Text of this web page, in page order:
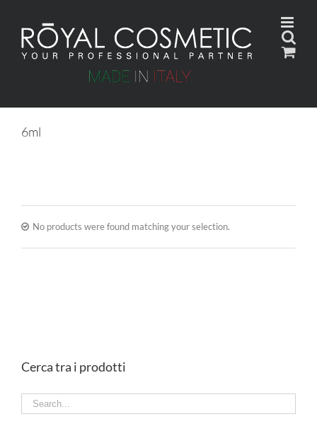
content
6ml
No products were found matching your selection.
Cerca tra i prodotti